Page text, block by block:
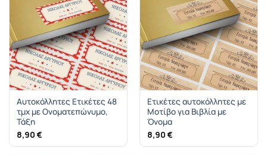
Αυτοκόλλητες Ετικέτες 48
τμχ με Ονοματεπώνυμο,
Τάξη
8,90 €
Ετικέτες αυτοκόλλητες με
Μοτίβο για Βιβλία με
Όνομα
8,90 €